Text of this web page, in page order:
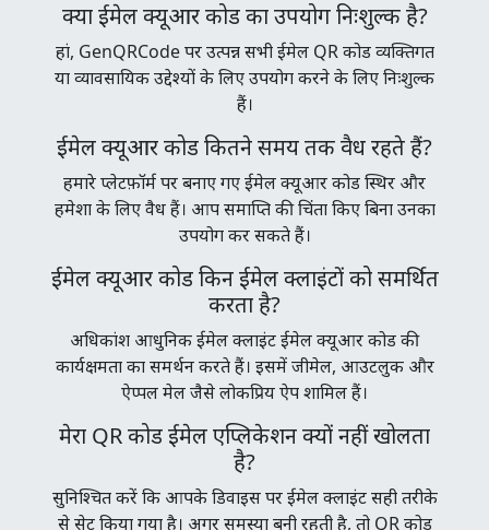
क्या ईमेल क्यूआर कोड का उपयोग निःशुल्क है?
हां, GenQRCode पर उत्पन्न सभी ईमेल QR कोड व्यक्तिगत
या व्यावसायिक उद्देश्यों के लिए उपयोग करने के लिए निःशुल्क
हैं।
ईमेल क्यूआर कोड कितने समय तक वैध रहते हैं?
हमारे प्लेटफ़ॉर्म पर बनाए गए ईमेल क्यूआर कोड स्थिर और
हमेशा के लिए वैध हैं। आप समाप्ति की चिंता किए बिना उनका
उपयोग कर सकते हैं।
ईमेल क्यूआर कोड किन ईमेल क्लाइंटों को समर्थित
करता है?
अधिकांश आधुनिक ईमेल क्लाइंट ईमेल क्यूआर कोड की
कार्यक्षमता का समर्थन करते हैं। इसमें जीमेल, आउटलुक और
ऐप्पल मेल जैसे लोकप्रिय ऐप शामिल हैं।
मेरा QR कोड ईमेल एप्लिकेशन क्यों नहीं खोलता
है?
सुनिश्चित करें कि आपके डिवाइस पर ईमेल क्लाइंट सही तरीके
से सेट किया गया है। अगर समस्या बनी रहती है, तो QR कोड